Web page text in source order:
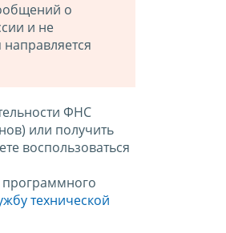
о
и не
ФНС
или получить
воспользоваться
технической